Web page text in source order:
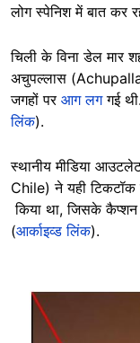
लोग स्पेनिश में बात कर
चिली के विना डेल मार
अचुपल्लास
जगहों पर आग लगगई
लिंक).
स्थानीय मीडिया
Chile) ने यही
किया था, जिसके कैप्शन
(आर्काइव्ड लिंक).
Image